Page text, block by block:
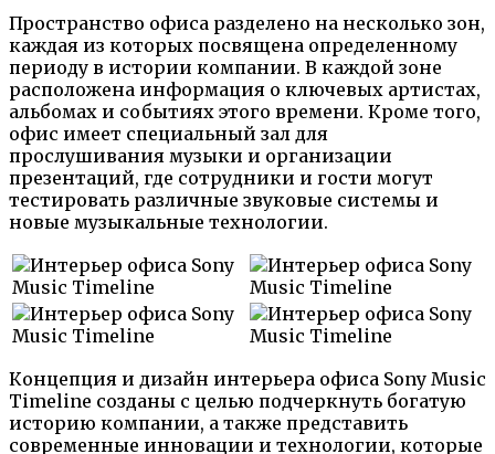
Пространство офиса разделено на несколько зон,
каждая из которых посвящена определенному
периоду в истории компании. В каждой зоне
расположена информация о ключевых артистах,
альбомах и событиях этого времени. Кроме того,
офис имеет специальный зал для
прослушивания музыки и организации
презентаций, где сотрудники и гости могут
тестировать различные звуковые системы и
новые музыкальные технологии.
Концепция и дизайн интерьера офиса Sony Music
Timeline созданы с целью подчеркнуть богатую
историю компании, а также представить
современные инновации и технологии, которые